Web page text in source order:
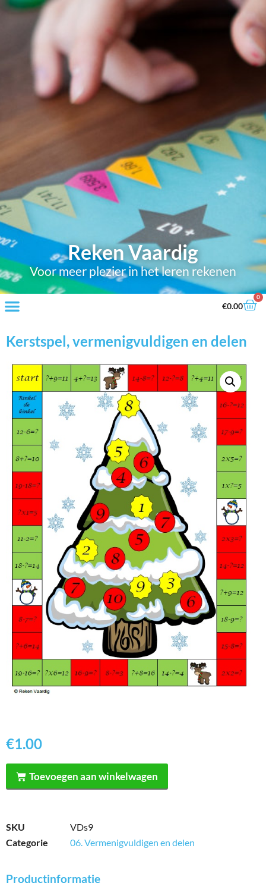
Reken Vaardig
Voor meer plezier in het leren rekenen
€0.00
0
Kerstspel, vermenigvuldigen en delen
€1.00
Toevoegen aan winkelwagen
SKU
VDs9
Categorie
06. Vermenigvuldigen en delen
Productinformatie